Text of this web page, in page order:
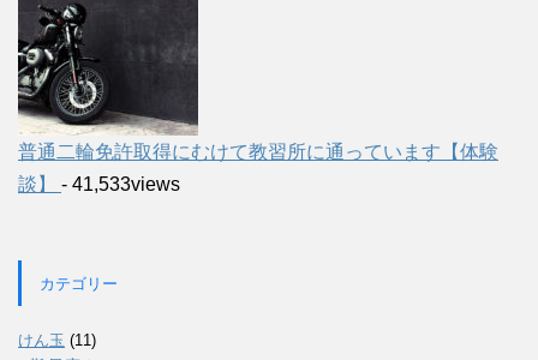
普通二輪免許取得にむけて教習所に通っています【体験
談】 - 41,533views
カテゴリー
けん玉 (11)